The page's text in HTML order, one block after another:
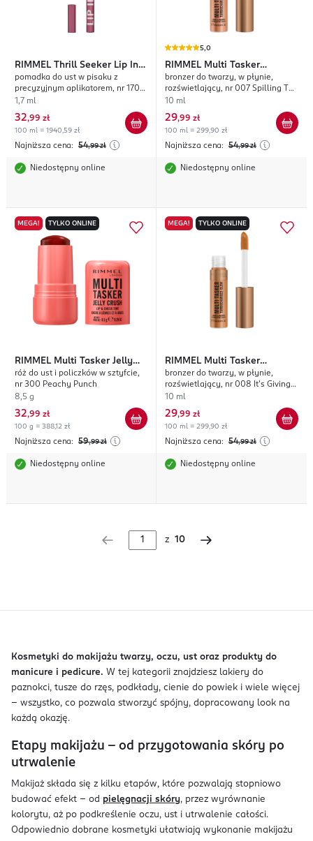
RIMMEL Thrill Seeker Lip Ink
Pen
pomadka do ust w pisaku z
precyzyjnym aplikatorem, nr 170
Cool Berry
1,7 ml
32,99 zł
100 ml = 1940,59 zł
Najniższa cena: 54,99 zł
Niedostępny online
5,0
RIMMEL Multi Tasker
Turbocharged Glow
bronzer do twarzy, w płynie,
rozświetlający, nr 007 Spilling The
Tea
10 ml
29,99 zł
100 ml = 299,90 zł
Najniższa cena: 54,99 zł
Niedostępny online
MEGA! TYLKO ONLINE
RIMMEL Multi Tasker Jelly
Crush
róż do ust i policzków w sztyfcie,
nr 300 Peachy Punch
8,5 g
32,99 zł
100 g = 388,12 zł
Najniższa cena: 59,99 zł
Niedostępny online
MEGA! TYLKO ONLINE
RIMMEL Multi Tasker
Turbocharged Glow
bronzer do twarzy, w płynie,
rozświetlający, nr 008 It's Giving
Bronze
10 ml
29,99 zł
100 ml = 299,90 zł
Najniższa cena: 54,99 zł
Niedostępny online
z 10
Kosmetyki do makijażu twarzy, oczu, ust oraz produkty do
manicure i pedicure. W tej kategorii znajdziesz lakiery do
paznokci, tusze do rzęs, podkłady, cienie do powiek i wiele więcej
– wszystko, co pozwala stworzyć spójny, dopracowany look na
każdą okazję.
Etapy makijażu – od przygotowania skóry po
utrwalenie
Makijaż składa się z kilku etapów, które pozwalają stopniowo
budować efekt – od pielęgnacji skóry, przez wyrównanie
kolorytu, aż po podkreślenie oczu, ust i utrwalenie całości.
Odpowiednio dobrane kosmetyki ułatwiają wykonanie makijażu